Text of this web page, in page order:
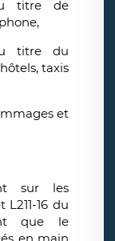
titre de
titre du
taxis
et
sur les
L211-16 du
que le